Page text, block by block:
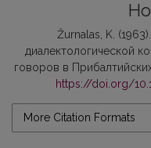
Žurnalas, K.
диалектологической
говоров в
https://doi.org/
More Citation Formats